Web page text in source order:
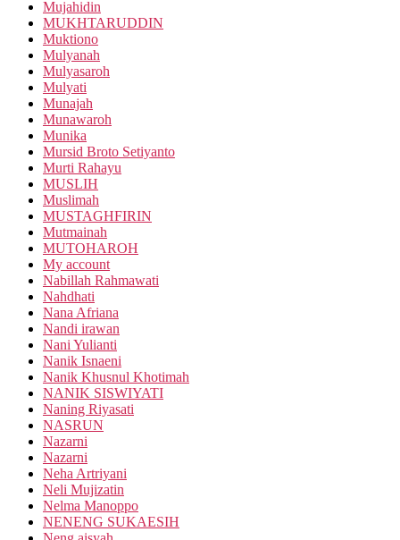
Mujahidin
MUKHTARUDDIN
Muktiono
Mulyanah
Mulyasaroh
Mulyati
Munajah
Munawaroh
Munika
Mursid Broto Setiyanto
Murti Rahayu
MUSLIH
Muslimah
MUSTAGHFIRIN
Mutmainah
MUTOHAROH
My account
Nabillah Rahmawati
Nahdhati
Nana Afriana
Nandi irawan
Nani Yulianti
Nanik Isnaeni
Nanik Khusnul Khotimah
NANIK SISWIYATI
Naning Riyasati
NASRUN
Nazarni
Nazarni
Neha Artriyani
Neli Mujizatin
Nelma Manoppo
NENENG SUKAESIH